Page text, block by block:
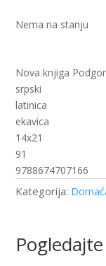
Nema na stanju
Nova knjiga
srpski
latinica
ekavica
14x21
91
9788674707166
Kategorija:
Pogledajte